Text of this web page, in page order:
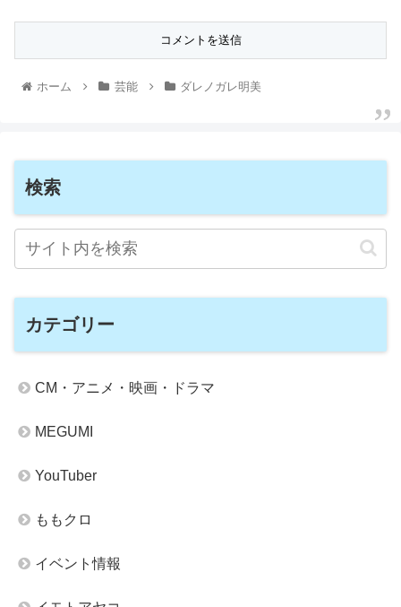
ホーム 芸能 ダレノガレ明美
検索
カテゴリー
CM・アニメ・映画・ドラマ
MEGUMI
YouTuber
ももクロ
イベント情報